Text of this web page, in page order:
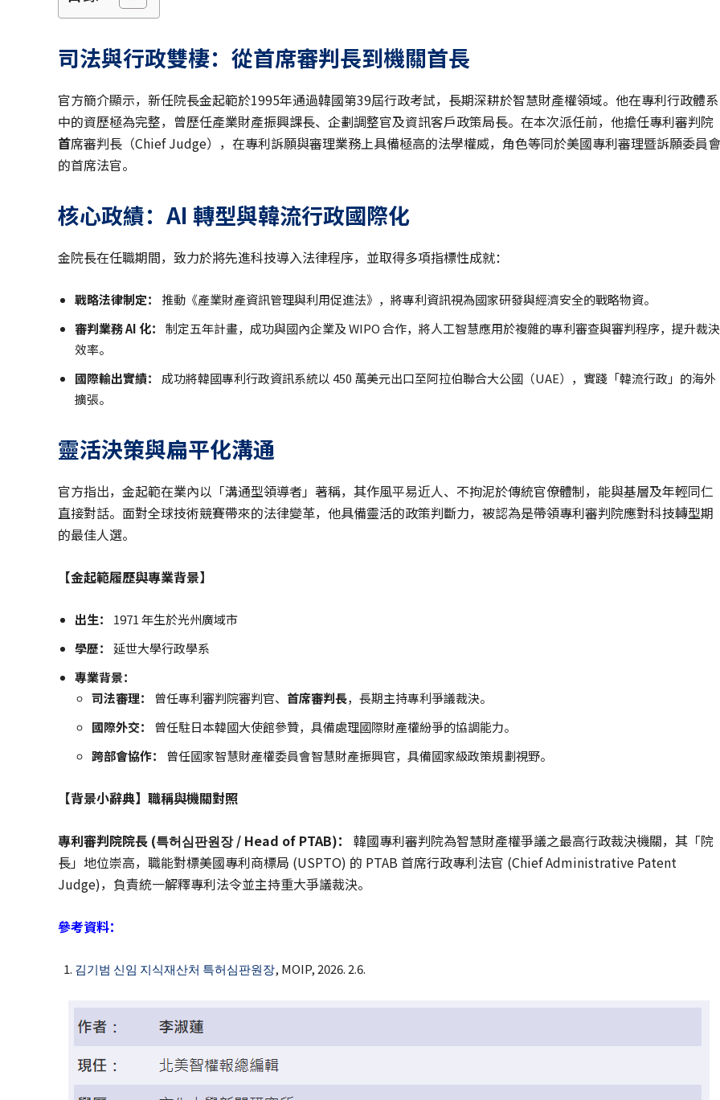
司法與行政雙棲：從首席審判長到機關首長
官方簡介顯示，新任院長金起範於1995年通過韓國第39屆行政考試，長期深耕於智慧財產權領域。他在專利行政體系
中的資歷極為完整，曾歷任產業財產振興課長、企劃調整官及資訊客戶政策局長。在本次派任前，他擔任專利審判院
首席審判長（Chief Judge），在專利訴願與審理業務上具備極高的法學權威，角色等同於美國專利審理暨訴願委員會
的首席法官。
核心政績：AI 轉型與韓流行政國際化
金院長在任職期間，致力於將先進科技導入法律程序，並取得多項指標性成就：
戰略法律制定：
推動《產業財產資訊管理與利用促進法》，將專利資訊視為國家研發與經濟安全的戰略物資。
審判業務 AI 化：
制定五年計畫，成功與國內企業及 WIPO 合作，將人工智慧應用於複雜的專利審查與審判程序，提升裁決
效率。
國際輸出實績：
成功將韓國專利行政資訊系統以 450 萬美元出口至阿拉伯聯合大公國（UAE），實踐「韓流行政」的海外
擴張。
靈活決策與扁平化溝通
官方指出，金起範在業內以「溝通型領導者」著稱，其作風平易近人、不拘泥於傳統官僚體制，能與基層及年輕同仁
直接對話。面對全球技術競賽帶來的法律變革，他具備靈活的政策判斷力，被認為是帶領專利審判院應對科技轉型期
的最佳人選。
【金起範履歷與專業背景】
出生：
1971 年生於光州廣域市
學歷：
延世大學行政學系
專業背景：
司法審理：
曾任專利審判院審判官、 首席審判長，長期主持專利爭議裁決。
國際外交：
曾任駐日本韓國大使館參贊，具備處理國際財產權紛爭的協調能力。
跨部會協作：
曾任國家智慧財產權委員會智慧財產振興官，具備國家級政策規劃視野。
【背景小辭典】職稱與機關對照
專利審判院院長 (특허심판원장 / Head of PTAB)：
韓國專利審判院為智慧財產權爭議之最高行政裁決機關，其「院
長」地位崇高，職能對標美國專利商標局 (USPTO) 的 PTAB 首席行政專利法官 (Chief Administrative Patent
Judge)，負責統一解釋專利法令並主持重大爭議裁決。
參考資料：
김기범 신임 지식재산처 특허심판원장, MOIP, 2026. 2.6.